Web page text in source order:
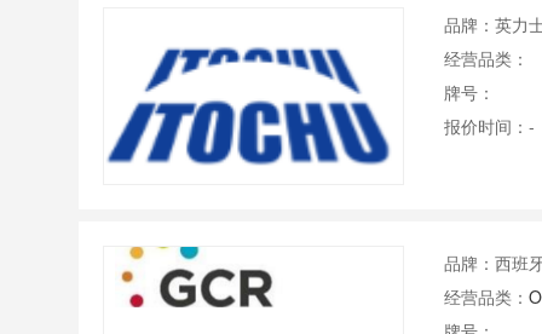
品牌：英力
经营品类：
牌号：
报价时间：-
品牌：西班
经营品类：